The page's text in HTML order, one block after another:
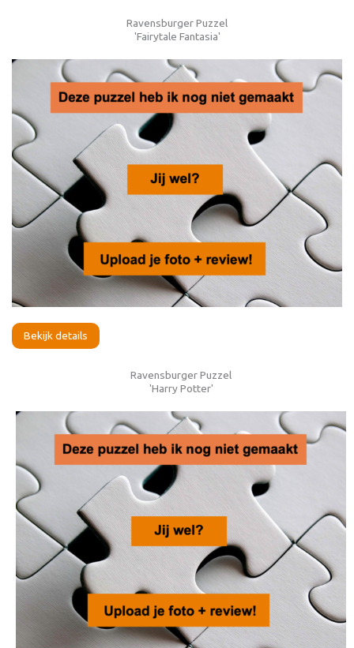
Ravensburger Puzzel
'Fairytale Fantasia'
Bekijk details
Ravensburger Puzzel
'Harry Potter'